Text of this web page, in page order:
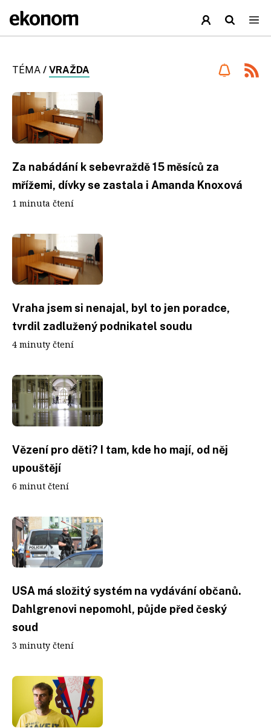
TÉMA / VRAŽDA
Za nabádání k sebevraždě 15 měsíců za
mřížemi, dívky se zastala i Amanda Knoxová
1 minuta čtení
Vraha jsem si nenajal, byl to jen poradce,
tvrdil zadlužený podnikatel soudu
4 minuty čtení
Vězení pro děti? I tam, kde ho mají, od něj
upouštějí
6 minut čtení
USA má složitý systém na vydávání občanů.
Dahlgrenovi nepomohl, půjde před český
soud
3 minuty čtení